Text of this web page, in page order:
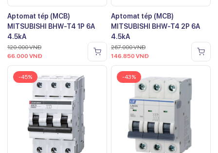
Aptomat tép (MCB)
MITSUBISHI BHW-T4 1P 6A
4.5kA
120.000VNĐ
66.000 VNĐ
Aptomat tép (MCB)
MITSUBISHI BHW-T4 2P 6A
4.5kA
267.000VNĐ
146.850 VNĐ
-45% -43%